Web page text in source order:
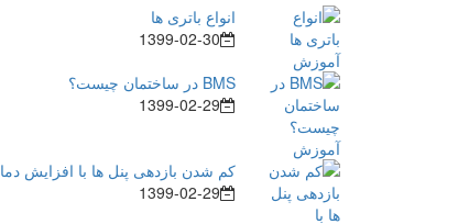
انواع باتری ها
1399-02-30
BMS در ساختمان چیست؟
1399-02-29
کم شدن بازدهی پنل ها با افزایش دما
1399-02-29